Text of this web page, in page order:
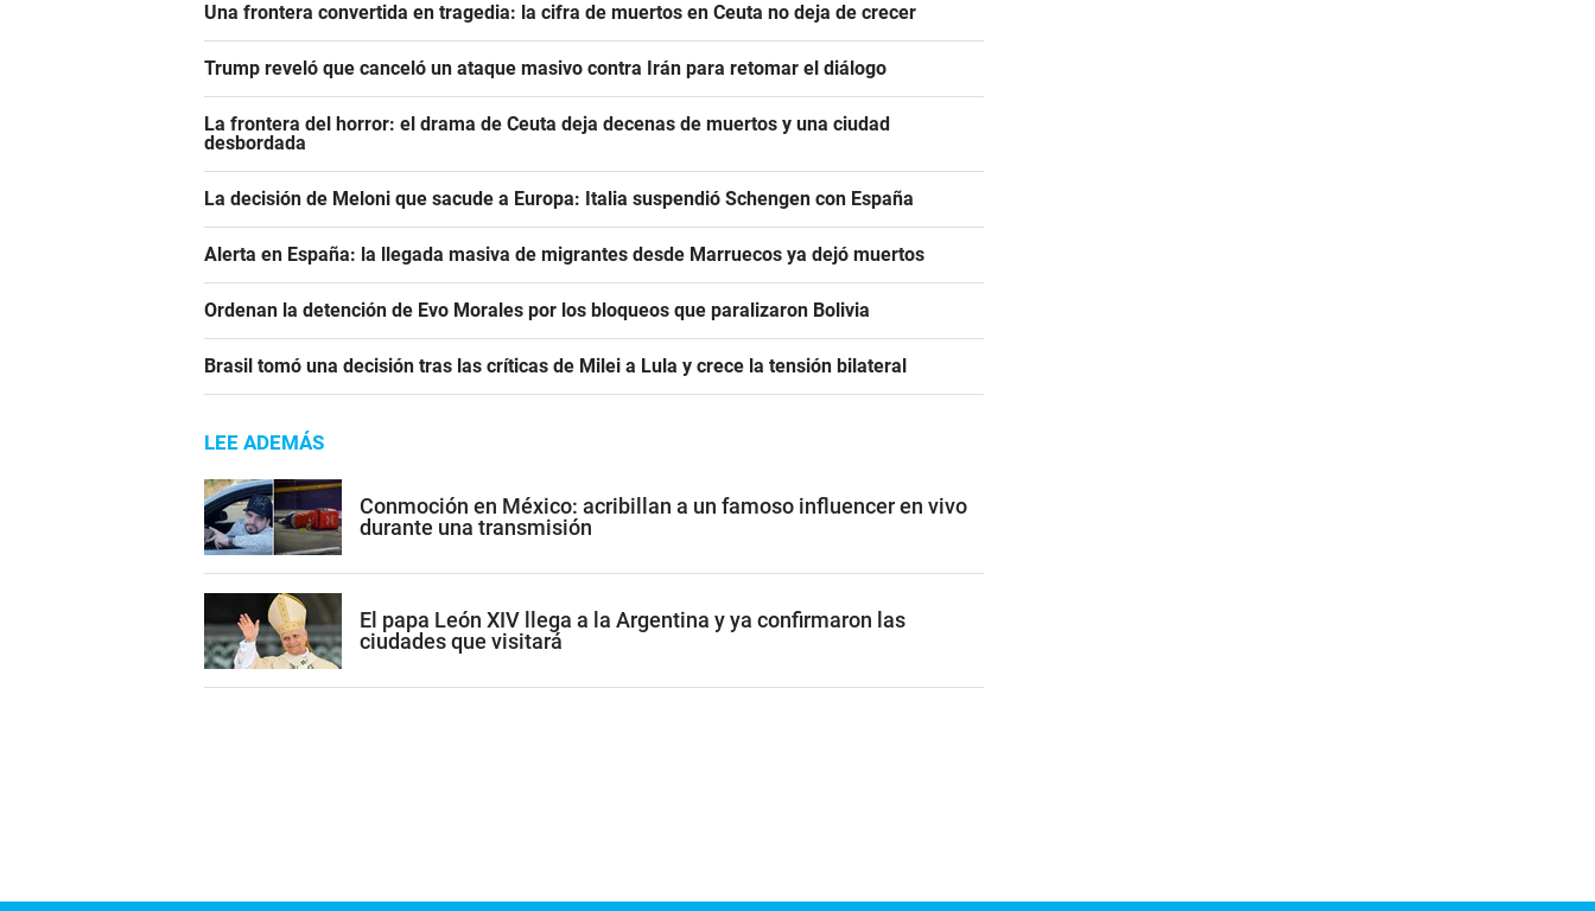
Una frontera convertida en tragedia: la cifra de muertos en Ceuta no deja de crecer
Trump reveló que canceló un ataque masivo contra Irán para retomar el diálogo
La frontera del horror: el drama de Ceuta deja decenas de muertos y una ciudad
desbordada
La decisión de Meloni que sacude a Europa: Italia suspendió Schengen con España
Alerta en España: la llegada masiva de migrantes desde Marruecos ya dejó muertos
Ordenan la detención de Evo Morales por los bloqueos que paralizaron Bolivia
Brasil tomó una decisión tras las críticas de Milei a Lula y crece la tensión bilateral
LEE ADEMÁS
Conmoción en México: acribillan a un famoso influencer en vivo
durante una transmisión
El papa León XIV llega a la Argentina y ya confirmaron las
ciudades que visitará